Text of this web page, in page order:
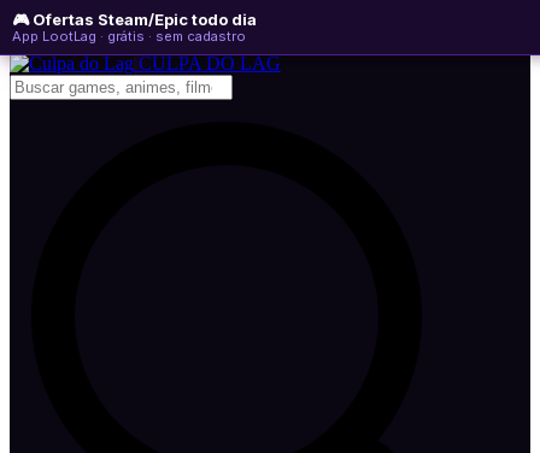
🎮 Ofertas Steam/Epic todo dia
App LootLag · grátis · sem cadastro
sexta-feira, 07 de agosto de 2026
Newsletter
CULPA DO LAG